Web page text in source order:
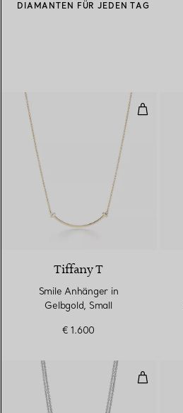
DIAMANTEN FÜR JEDEN TAG
Smile
Tiffany T
Smile Anhänger in
Gelbgold, Small
€ 1.600